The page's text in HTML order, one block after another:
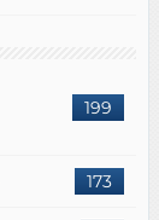
199
173